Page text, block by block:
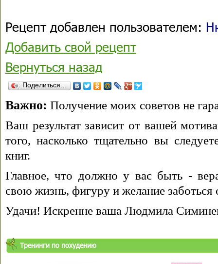
Рецепт добавлен пользователем:
Добавить свой рецепт
Вернуться назад
Поделиться…
Важно: Получение моих советов не
Ваш результат зависит от вашей
того, насколько тщательно вы
книг.
Главное, что должно у вас быть -
свою жизнь, фигуру и желание заботься
Удачи! Искренне ваша Людмила
Тренинги по похудению